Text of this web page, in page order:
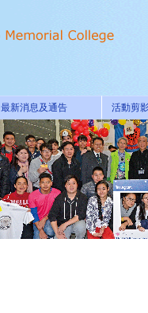
最新消息及通告 活動剪